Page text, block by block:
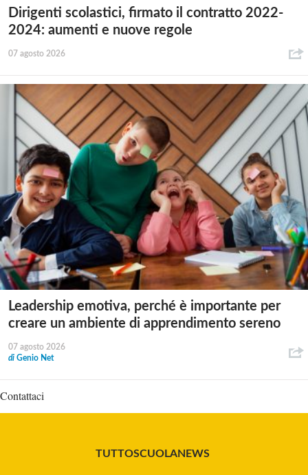
Dirigenti scolastici, firmato il contratto 2022-
2024: aumenti e nuove regole
07 agosto 2026
Leadership emotiva, perché è importante per
creare un ambiente di apprendimento sereno
07 agosto 2026
di Genio Net
Contattaci
TUTTOSCUOLANEWS